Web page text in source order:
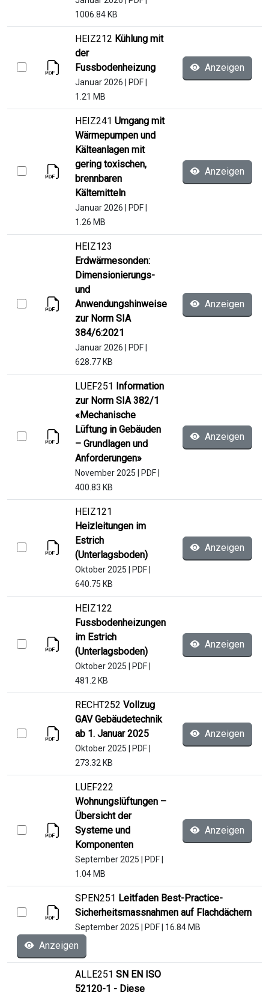
1006.84 KB
HEIZ212 Kühlung mit
der
Fussbodenheizung
Januar 2026 PDF
1.21 MB
Anzeigen
HEIZ241 Umgang mit
Wärmepumpen und
Kälteanlagen mit
gering toxischen,
brennbaren
Kältemitteln
Januar 2026 PDF
1.26 MB
Anzeigen
HEIZ123
Erdwärmesonden:
Dimensionierungs-
und
Anwendungshinweise
zur Norm SIA
384/6:2021
Januar 2026 PDF
628.77 KB
Anzeigen
LUEF251 Information
zur Norm SIA 382/1
«Mechanische
Lüftung in Gebäuden
– Grundlagen und
Anforderungen»
November 2025 PDF
400.83 KB
Anzeigen
HEIZ121
Heizleitungen im
Estrich
(Unterlagsboden)
Oktober 2025 PDF
640.75 KB
Anzeigen
HEIZ122
Fussbodenheizungen
im Estrich
(Unterlagsboden)
Oktober 2025 PDF
481.2 KB
Anzeigen
RECHT252 Vollzug
GAV Gebäudetechnik
ab 1. Januar 2025
Oktober 2025 PDF
273.32 KB
Anzeigen
LUEF222
Wohnungslüftungen –
Übersicht der
Systeme und
Komponenten
September 2025 PDF
1.04 MB
Anzeigen
SPEN251 Leitfaden Best-Practice-
Sicherheitsmassnahmen auf Flachdächern
September 2025 PDF 16.84 MB
Anzeigen
ALLE251 SN EN ISO
52120-1 - Diese